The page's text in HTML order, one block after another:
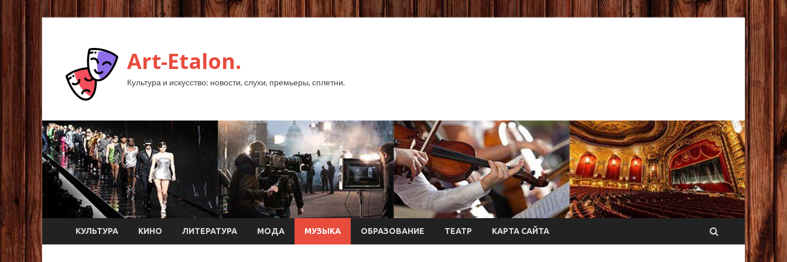
Art-Etalon.
Культура и искусство: новости, слухи, премьеры, сплетни.
КУЛЬТУРА КИНО ЛИТЕРАТУРА МОДА МУЗЫКА ОБРАЗОВАНИЕ ТЕАТР КАРТА САЙТА